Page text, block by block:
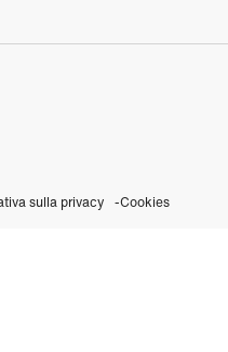
sulla privacy Cookies